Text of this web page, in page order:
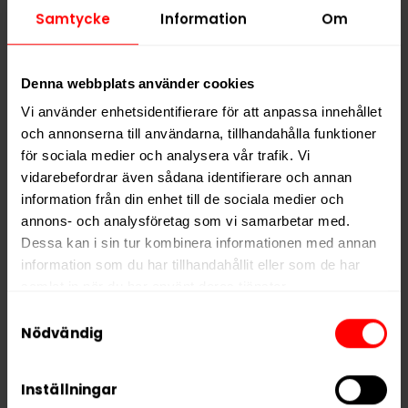
Samtycke Information Om
Denna webbplats använder cookies
Vi använder enhetsidentifierare för att anpassa innehållet
och annonserna till användarna, tillhandahålla funktioner
för sociala medier och analysera vår trafik. Vi
vidarebefordrar även sådana identifierare och annan
information från din enhet till de sociala medier och
annons- och analysföretag som vi samarbetar med.
Dessa kan i sin tur kombinera informationen med annan
information som du har tillhandahållit eller som de har
We work with
who may receive and
Nödvändig
Inställningar
Alla produkter med smaken
PRODUKTINFORMATION
Typ
Vitt Snus
Smak
Mint
Format
Slim
Styrka
Extra Stark
Nikotin per gram
21,0 mg/g
Vikt per dosa